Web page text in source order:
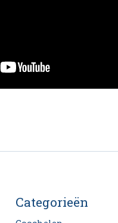
Categorieën